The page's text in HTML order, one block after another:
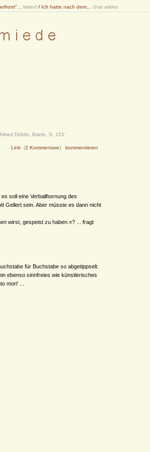
kristof / Ich hatte nach dem... chat atkins
Döblin, Briefe, S. 151'
Link (2 Kommentare) kommentieren
soll eine Verballhornung des
Gellert sein. Aber müsste es dann nicht
wirst, gespeist zu haben.«? ... fragt
für Buchstabe so abgetippselt.
ebenso sinnfreies wie künstlerisches
mori' ...